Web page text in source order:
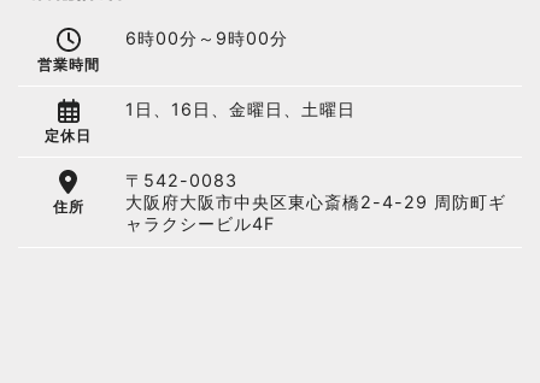
営業時間
6時00分～9時00分
定休日
1日、16日、金曜日、土曜日
住所
〒542-0083
大阪府大阪市中央区東心斎橋2-4-29 周防町ギ
ャラクシービル4F